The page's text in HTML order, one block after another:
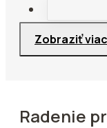
Zobraziť
Radenie